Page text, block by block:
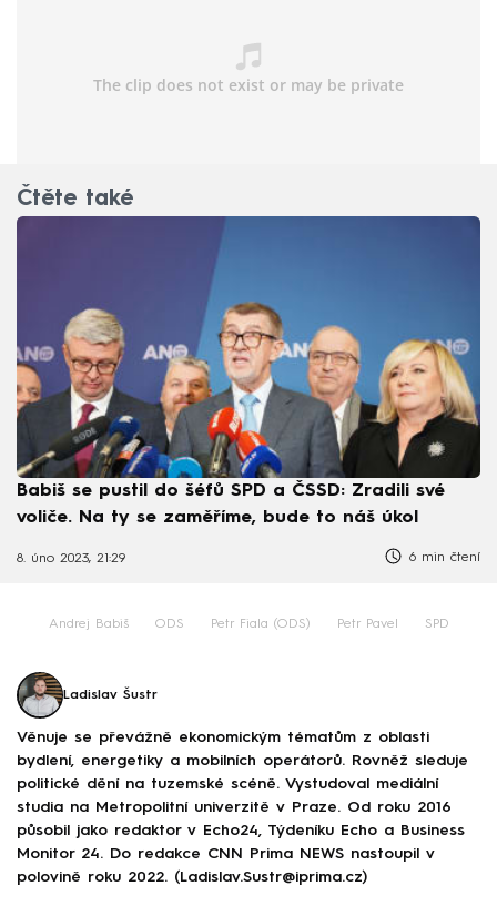
Čtěte také
Babiš se pustil do šéfů SPD a ČSSD: Zradili své
voliče. Na ty se zaměříme, bude to náš úkol
8. úno 2023, 21:29 6 min čtení
Andrej Babiš ODS Petr Fiala (ODS) Petr Pavel SPD
Ladislav Šustr
Věnuje se převážně ekonomickým tématům z oblasti
bydlení, energetiky a mobilních operátorů. Rovněž sleduje
politické dění na tuzemské scéně. Vystudoval mediální
studia na Metropolitní univerzitě v Praze. Od roku 2016
působil jako redaktor v Echo24, Týdeníku Echo a Business
Monitor 24. Do redakce CNN Prima NEWS nastoupil v
polovině roku 2022. (Ladislav.Sustr@iprima.cz)